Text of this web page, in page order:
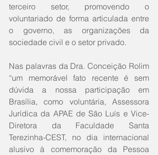
terceiro setor, promovendo o
voluntariado de forma articulada entre
o governo, as organizações da
sociedade civil e o setor privado.
Nas palavras da Dra. Conceição Rolim
“um memorável fato recente é sem
dúvida a nossa participação em
Brasília, como voluntária, Assessora
Jurídica da APAE de São Luís e Vice-
Diretora da Faculdade Santa
Terezinha-CEST, no dia internacional
alusivo à comemoração da Pessoa